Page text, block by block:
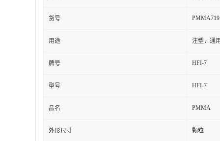
货号 PMMA719
用途 注塑，通
牌号 HFI-7
型号 HFI-7
品名 PMMA
外形尺寸 颗粒